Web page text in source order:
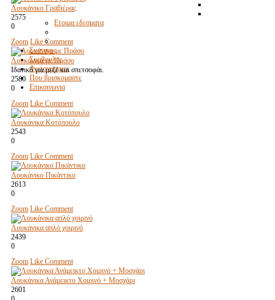
Ετοιμα εδεσματα
Συνταγες
Συμβουλες
Φωτογραφιες
Που βρισκομαστε
Επικοινωνια
Λουκάνικο Γραβιέρας
2575
0
Zoom Like Comment
Λουκάνικα με Πράσο
Ιδανικό για μεζέ και σπετσοφάι.
2580
0
Zoom Like Comment
Λουκάνικα Κοτόπουλο
2543
0
Zoom Like Comment
Λουκάνικο Πικάντικο
2613
0
Zoom Like Comment
Λουκάνικα απλό χοιρινό
2439
0
Zoom Like Comment
Λουκάνικα Ανάμεικτο Χοιρινό + Μοσχάρι
2601